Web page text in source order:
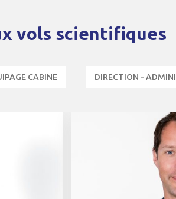
vols scientifiques
CABINE DIRECTION -